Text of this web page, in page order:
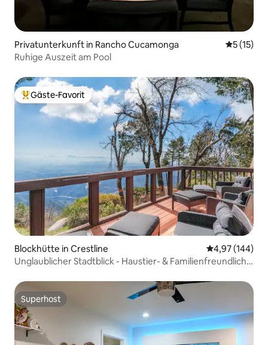
Privatunterkunft in Rancho Cucamonga
5 (15)
Ruhige Auszeit am Pool
Beliebter Gäste-Favorit.
Gäste-Favorit
Blockhütte in Crestline
4,97 (144)
Unglaublicher Stadtblick - Haustier- & Familienfreundlich
Superhost
Superhost